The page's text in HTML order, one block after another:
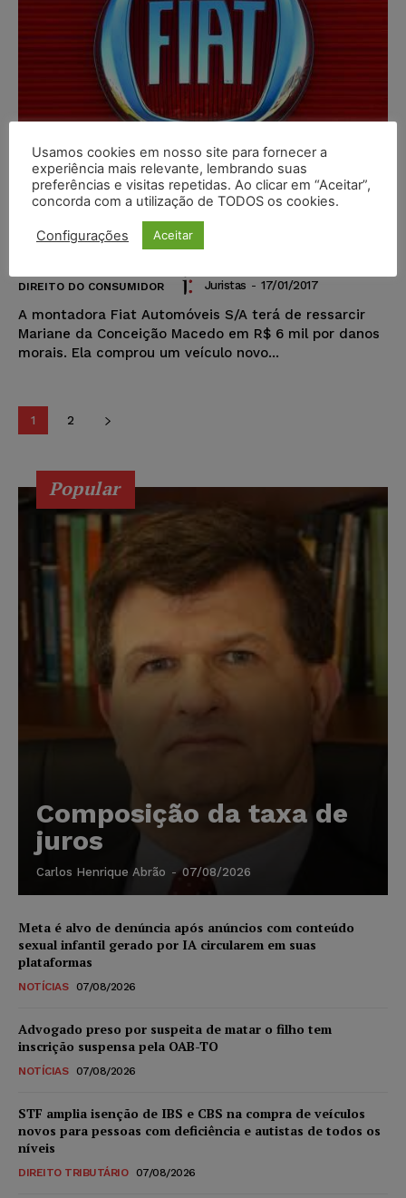
FIAT Automóveis S/A terá de
ressarcir cliente por problemas na
pintura de veículo
DIREITO DO CONSUMIDOR Juristas - 17/01/2017
A montadora Fiat Automóveis S/A terá de ressarcir
Mariane da Conceição Macedo em R$ 6 mil por danos
morais. Ela comprou um veículo novo...
1 2
Popular
Composição da taxa de
juros
Carlos Henrique Abrão - 07/08/2026
Meta é alvo de denúncia após anúncios com conteúdo
sexual infantil gerado por IA circularem em suas
plataformas
NOTÍCIAS 07/08/2026
Advogado preso por suspeita de matar o filho tem
inscrição suspensa pela OAB-TO
NOTÍCIAS 07/08/2026
STF amplia isenção de IBS e CBS na compra de veículos
novos para pessoas com deficiência e autistas de todos os
níveis
DIREITO TRIBUTÁRIO 07/08/2026
Usamos cookies em nosso site para fornecer a
experiência mais relevante, lembrando suas
preferências e visitas repetidas. Ao clicar em “Aceitar”,
concorda com a utilização de TODOS os cookies.
Configurações Aceitar